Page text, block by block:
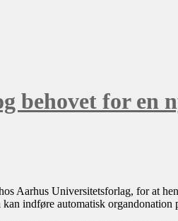
behovet for en
Aarhus Universitetsforlag, for at
indføre automatisk